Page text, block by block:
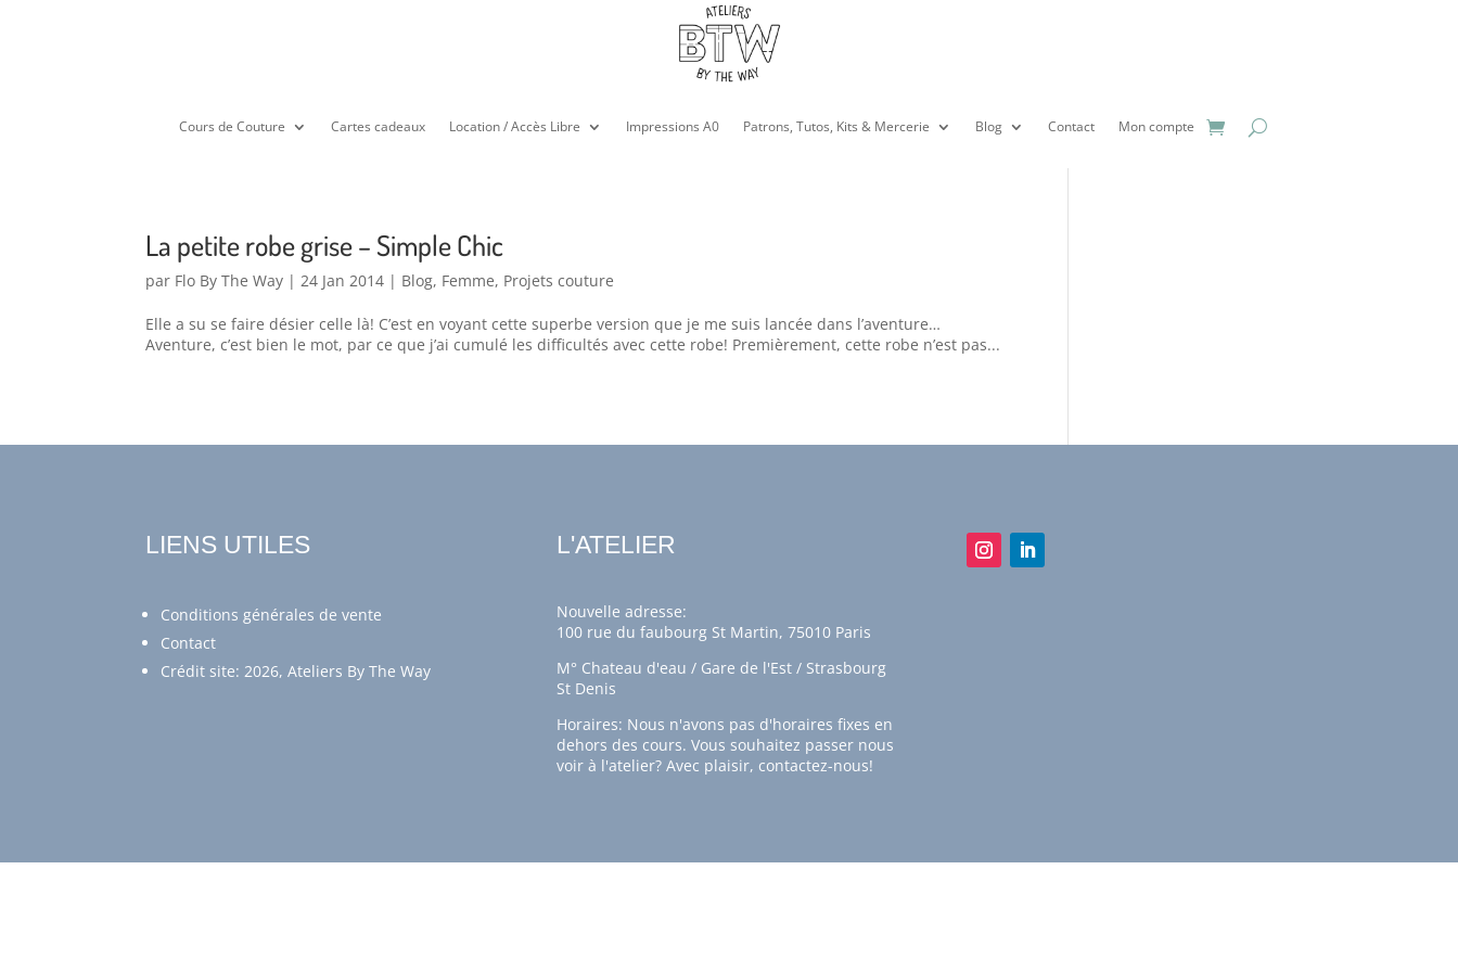
Cours de Couture Cartes cadeaux Location / Accès Libre Impressions A0 Patrons, Tutos, Kits & Mercerie Blog Contact Mon compte
La petite robe grise – Simple Chic
par Flo By The Way |24 Jan 2014 | Blog, Femme, Projets couture
Elle a su se faire désier celle là! C’est en voyant cette superbe version que je me suis lancée dans l’aventure…
Aventure, c’est bien le mot, par ce que j’ai cumulé les difficultés avec cette robe! Premièrement, cette robe n’est pas...
LIENS UTILES
Conditions générales de vente
Contact
Crédit site: 2026, Ateliers By The Way
L'ATELIER
Nouvelle adresse:
100 rue du faubourg St Martin, 75010 Paris
M° Chateau d'eau / Gare de l'Est / Strasbourg
St Denis
Horaires: Nous n'avons pas d'horaires fixes en
dehors des cours. Vous souhaitez passer nous
voir à l'atelier? Avec plaisir, contactez-nous!